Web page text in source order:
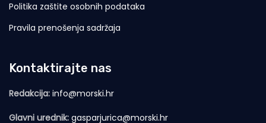
Politika zaštite osobnih podataka
Pravila prenošenja sadržaja
Kontaktirajte nas
Redakcija: info@morski.hr
Glavni urednik: gasparjurica@morski.hr